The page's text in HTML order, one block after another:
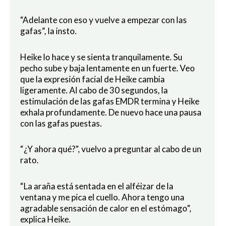
“Adelante con eso y vuelve a empezar con las
gafas”, la insto.
Heike lo hace y se sienta tranquilamente. Su
pecho sube y baja lentamente en un fuerte. Veo
que la expresión facial de Heike cambia
ligeramente. Al cabo de 30 segundos, la
estimulación de las gafas EMDR termina y Heike
exhala profundamente. De nuevo hace una pausa
con las gafas puestas.
“¿Y ahora qué?”, vuelvo a preguntar al cabo de un
rato.
“La araña está sentada en el alféizar de la
ventana y me pica el cuello. Ahora tengo una
agradable sensación de calor en el estómago”,
explica Heike.